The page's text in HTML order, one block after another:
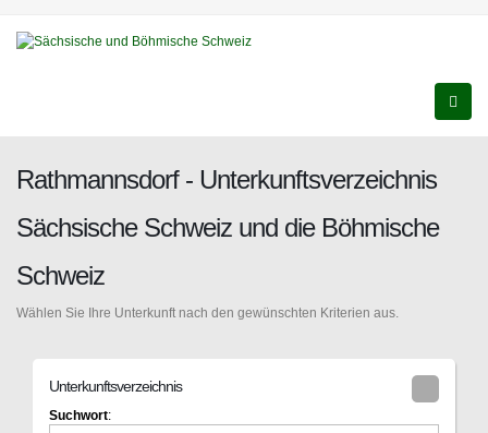
Rathmannsdorf - Unterkunftsverzeichnis
Sächsische Schweiz und die Böhmische
Schweiz
Wählen Sie Ihre Unterkunft nach den gewünschten Kriterien aus.
Unterkunftsverzeichnis
Suchwort: